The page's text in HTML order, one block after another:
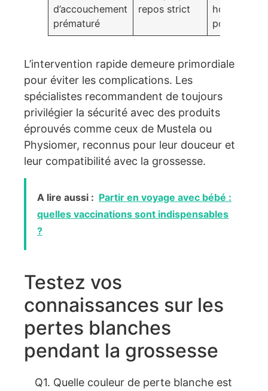
d’accouchement
prématuré
repos strict
hospitalière
possible
L’intervention rapide demeure primordiale
pour éviter les complications. Les
spécialistes recommandent de toujours
privilégier la sécurité avec des produits
éprouvés comme ceux de Mustela ou
Physiomer, reconnus pour leur douceur et
leur compatibilité avec la grossesse.
A lire aussi : Partir en voyage avec bébé :
quelles vaccinations sont indispensables
?
Testez vos
connaissances sur les
pertes blanches
pendant la grossesse
Q1. Quelle couleur de perte blanche est